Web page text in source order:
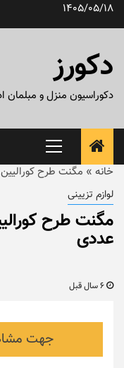
پرش1405/05/18
دکورز
دکوراسیون منزل و مبلمان
منوی
اصلی
خانه » مگنت طرح کورالیین کد ۱۰۰ مجموعه
لوازم تزیینی
عددی
جهت